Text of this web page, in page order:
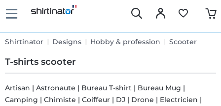
Shirtinator Designs Hobby & profession Scooter
T-shirts scooter
Livraison
Artisan | Astronaute | Bureau T-shirt | Bureau Mug |
Camping | Chimiste | Coiffeur | DJ | Drone | Electricien |